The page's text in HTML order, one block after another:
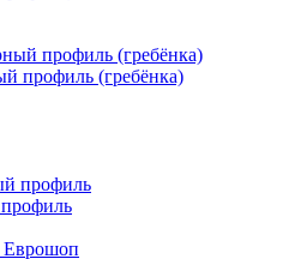
профиль (гребёнка)